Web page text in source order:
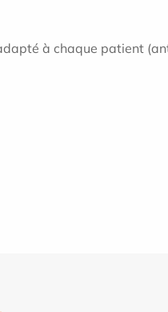
à chaque patient